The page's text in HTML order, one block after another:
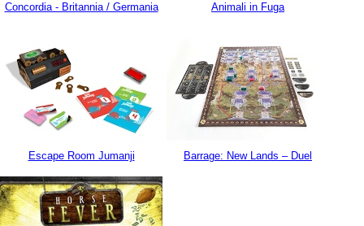
Concordia - Britannia / Germania Animali in Fuga
Escape Room Jumanji Barrage: New Lands – Duel